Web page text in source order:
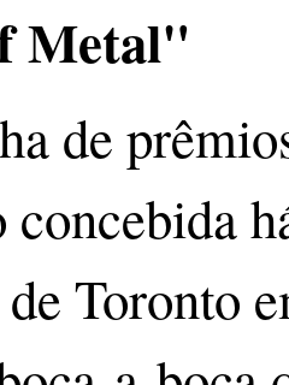
Metal"
de
concebida
Toronto